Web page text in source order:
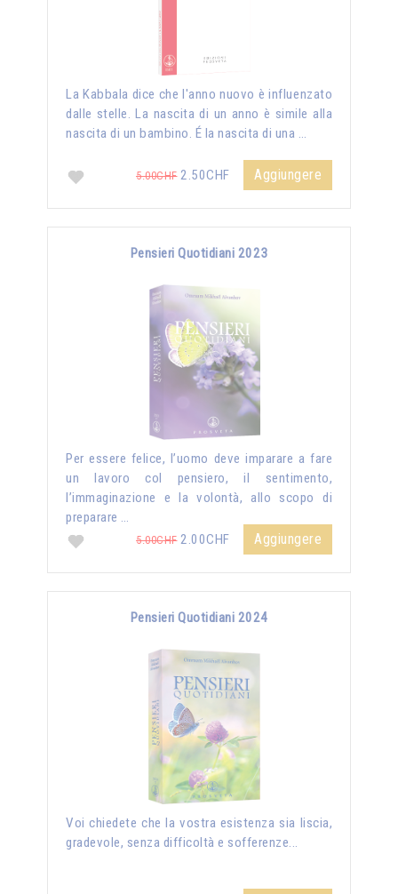
La Kabbala dice che l'anno nuovo è influenzato
dalle stelle. La nascita di un anno è simile alla
nascita di un bambino. É la nascita di una …
5.00CHF2.50CHF Aggiungere
Pensieri Quotidiani 2023
Per essere felice, l’uomo deve imparare a fare
un lavoro col pensiero, il sentimento,
l’immaginazione e la volontà, allo scopo di
preparare …
5.00CHF2.00CHF Aggiungere
Pensieri Quotidiani 2024
Voi chiedete che la vostra esistenza sia liscia,
gradevole, senza difficoltà e sofferenze...